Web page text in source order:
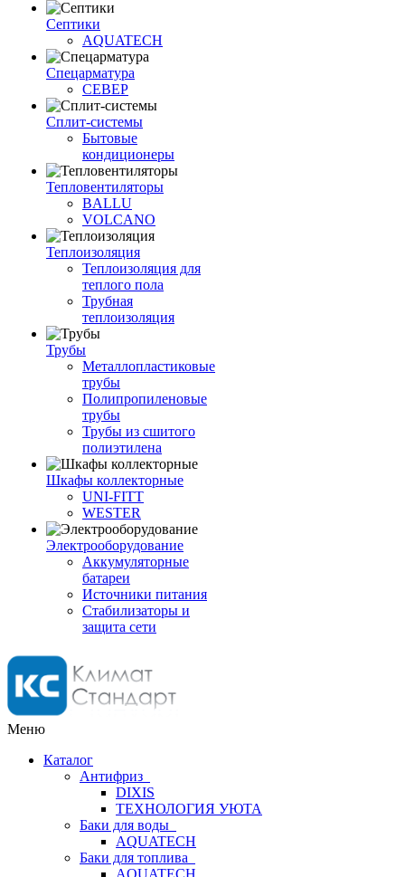
Септики
AQUATECH
Спецарматура
СЕВЕР
Сплит-системы
Бытовые
кондиционеры
Тепловентиляторы
BALLU
VOLCANO
Теплоизоляция
Теплоизоляция для
теплого пола
Трубная
теплоизоляция
Трубы
Металлопластиковые
трубы
Полипропиленовые
трубы
Трубы из сшитого
полиэтилена
Шкафы коллекторные
UNI-FITT
WESTER
Электрооборудование
Аккумуляторные
батареи
Источники питания
Стабилизаторы и
защита сети
Меню
Каталог
Антифриз
DIXIS
ТЕХНОЛОГИЯ УЮТА
Баки для воды
AQUATECH
Баки для топлива
AQUATECH